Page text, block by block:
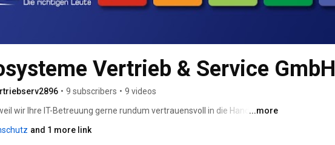
Vertrieb & Service GmbH
• 9 subscribers • 9 videos
wir Ihre IT-Betreuung gerne rundum vertrauensvoll in die Hand ...more
and 1 more link